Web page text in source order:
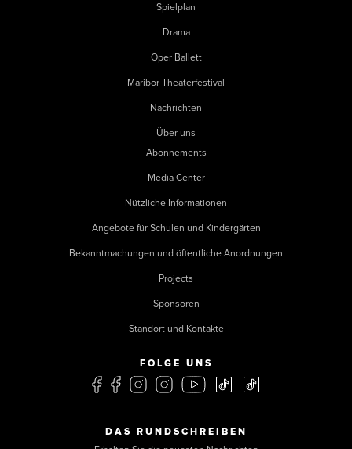
Spielplan
Drama
Oper Ballett
Maribor Theaterfestival
Nachrichten
Über uns
Abonnements
Media Center
Nützliche Informationen
Angebote für Schulen und Kindergärten
Bekanntmachungen und öffentliche Anordnungen
Projects
Sponsoren
Standort und Kontakte
FOLGE UNS
DAS RUNDSCHREIBEN